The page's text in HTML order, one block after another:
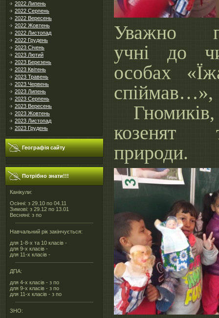
2022 Липень
2022 Серпень
2022 Вересень
2022 Жовтень
2022 Листопад
2022 Грудень
2023 Січень
2023 Лютий
2023 Березень
2023 Квітень
2023 Травень
2023 Червень
2023 Липень
2023 Серпень
2023 Вересень
2023 Жовтень
2023 Листопад
2023 Грудень
Географія сайту
Потрібно знати!!!
Канікули:
Осінні: з 29.10 по 04.11
Зимові: з 29.12 по 13.01
Весняні: з по
Навчальний рік закінчується:
для 1-8-х та 10 класів -
для 9-х класів -
для 11-х класів -
ДПА:
для 4-х класів - з по
для 9-х класів - з по
для 11-х класів - з по
ЗНО:
Уважно
учні до
особах
природи.